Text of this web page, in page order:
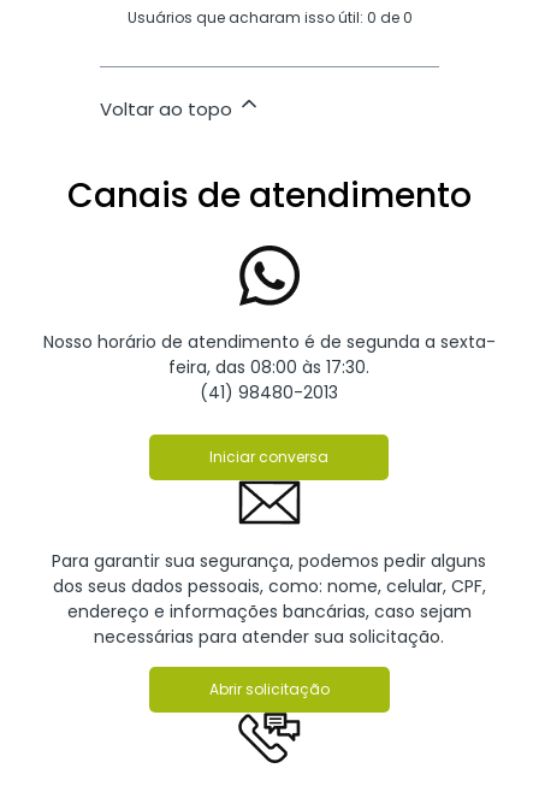
Usuários que acharam isso útil: 0 de 0
Voltar ao topo
Canais de atendimento
Nosso horário de atendimento é de segunda a sexta-
feira, das 08:00 às 17:30.
(41) 98480-2013
Iniciar conversa
Para garantir sua segurança, podemos pedir alguns
dos seus dados pessoais, como: nome, celular, CPF,
endereço e informações bancárias, caso sejam
necessárias para atender sua solicitação.
Abrir solicitação